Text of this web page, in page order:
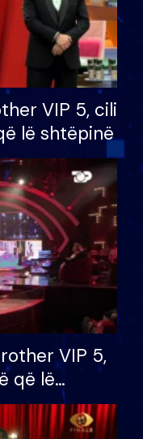
VIP 5, cili
lë shtëpinë
VIP 5,
që lë
për